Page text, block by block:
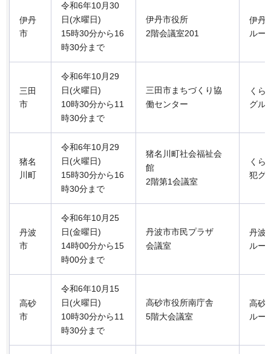
伊丹
市
令和6年10月30
日(水曜日)
15時30分から16
時30分まで
伊丹市役所
2階会議室201
伊丹
ルー
三田
市
令和6年10月29
日(火曜日)
10時30分から11
時30分まで
三田市まちづくり協
働センター
くら
グル
猪名
川町
令和6年10月29
日(火曜日)
15時30分から16
時30分まで
猪名川町社会福祉会
館
2階第1会議室
くら
犯グ
丹波
市
令和6年10月25
日(金曜日)
14時00分から15
時00分まで
丹波市市民プラザ
会議室
丹波
ルー
高砂
市
令和6年10月15
日(火曜日)
10時30分から11
時30分まで
高砂市役所南庁舎
5階大会議室
高砂
ルー